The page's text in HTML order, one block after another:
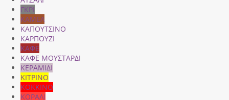
ΓΚΡΙ
ΚΑΜΕΛ
ΚΑΠΟΥΤΣΙΝΟ
ΚΑΡΠΟΥΖΙ
ΚΑΦΕ
ΚΑΦΕ ΜΟΥΣΤΑΡΔΙ
ΚΕΡΑΜΙΔΙ
ΚΙΤΡΙΝΟ
ΚΟΚΚΙΝΟ
ΚΟΡΑΛΙ